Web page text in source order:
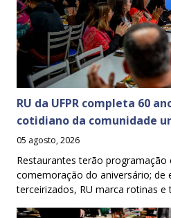
RU da UFPR completa 60
cotidiano da comunidade
05 agosto, 2026
Restaurantes terão programação
comemoração do aniversário; de
terceirizados, RU marca rotinas